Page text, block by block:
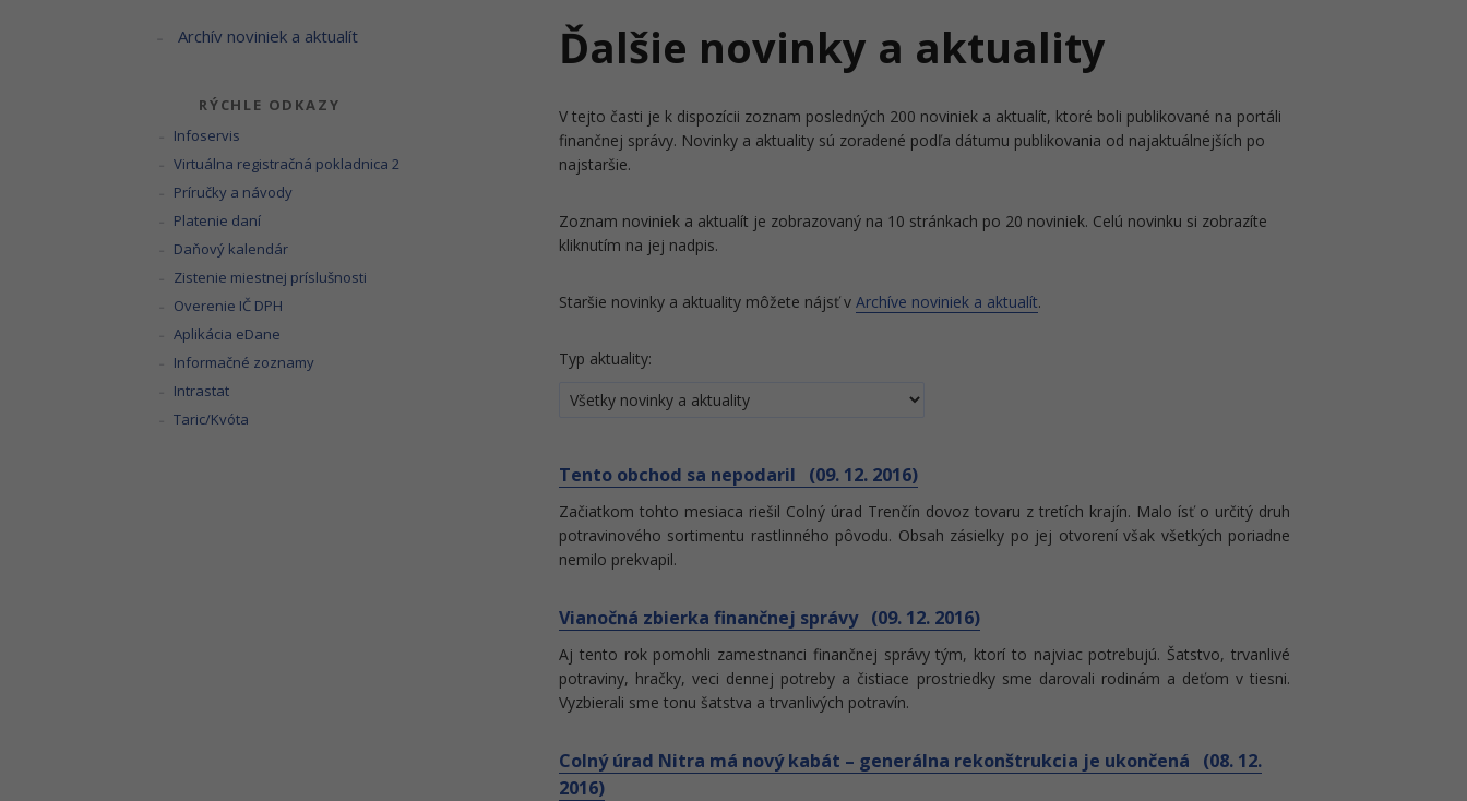
Archív noviniek a aktualít
RÝCHLE ODKAZY
Infoservis
Virtuálna registračná pokladnica 2
Príručky a návody
Platenie daní
Daňový kalendár
Zistenie miestnej príslušnosti
Overenie IČ DPH
Aplikácia eDane
Informačné zoznamy
Intrastat
Taric/Kvóta
Ďalšie novinky a aktuality
V tejto časti je k dispozícii zoznam posledných 200 noviniek a aktualít, ktoré boli publikované na portáli
finančnej správy. Novinky a aktuality sú zoradené podľa dátumu publikovania od najaktuálnejších po
najstaršie.
Zoznam noviniek a aktualít je zobrazovaný na 10 stránkach po 20 noviniek. Celú novinku si zobrazíte
kliknutím na jej nadpis.
Staršie novinky a aktuality môžete nájsť v Archíve noviniek a aktualít.
Typ aktuality:
Tento obchod sa nepodaril (09. 12. 2016)
Začiatkom tohto mesiaca riešil Colný úrad Trenčín dovoz tovaru z tretích krajín. Malo ísť o určitý druh
potravinového sortimentu rastlinného pôvodu. Obsah zásielky po jej otvorení však všetkých poriadne
nemilo prekvapil.
Vianočná zbierka finančnej správy (09. 12. 2016)
Aj tento rok pomohli zamestnanci finančnej správy tým, ktorí to najviac potrebujú. Šatstvo, trvanlivé
potraviny, hračky, veci dennej potreby a čistiace prostriedky sme darovali rodinám a deťom v tiesni.
Vyzbierali sme tonu šatstva a trvanlivých potravín.
Colný úrad Nitra má nový kabát – generálna rekonštrukcia je ukončená (08. 12.
2016)